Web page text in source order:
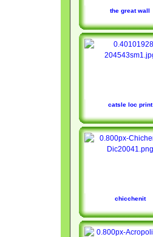
the great wall
catsle loc print
chicchenit